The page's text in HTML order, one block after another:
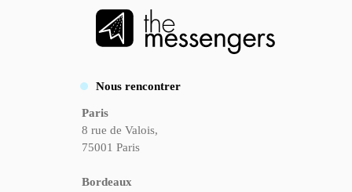
Nous rencontrer
Paris
8 rue de Valois,
75001 Paris
Bordeaux